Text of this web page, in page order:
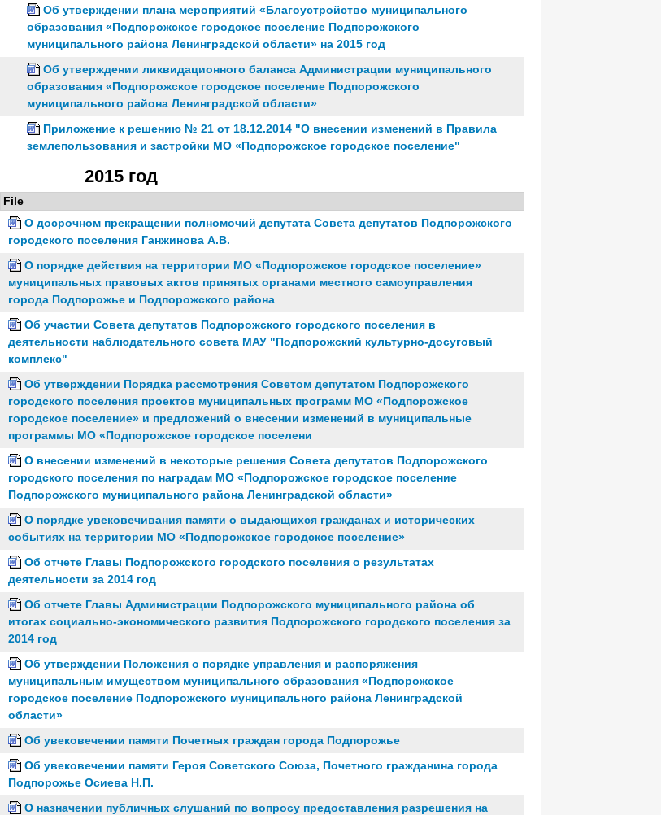
Об утверждении плана мероприятий «Благоустройство муниципального
образования «Подпорожское городское поселение Подпорожского
муниципального района Ленинградской области» на 2015 год
Об утверждении ликвидационного баланса Администрации муниципального
образования «Подпорожское городское поселение Подпорожского
муниципального района Ленинградской области»
Приложение к решению № 21 от 18.12.2014 "О внесении изменений в Правила
землепользования и застройки МО «Подпорожское городское поселение"
2015 год
File
О досрочном прекращении полномочий депутата Совета депутатов Подпорожского
городского поселения Ганжинова А.В.
О порядке действия на территории МО «Подпорожское городское поселение»
муниципальных правовых актов принятых органами местного самоуправления
города Подпорожье и Подпорожского района
Об участии Совета депутатов Подпорожского городского поселения в
деятельности наблюдательного совета МАУ "Подпорожский культурно-досуговый
комплекс"
Об утверждении Порядка рассмотрения Советом депутатом Подпорожского
городского поселения проектов муниципальных программ МО «Подпорожское
городское поселение» и предложений о внесении изменений в муниципальные
программы МО «Подпорожское городское поселени
О внесении изменений в некоторые решения Совета депутатов Подпорожского
городского поселения по наградам МО «Подпорожское городское поселение
Подпорожского муниципального района Ленинградской области»
О порядке увековечивания памяти о выдающихся гражданах и исторических
событиях на территории МО «Подпорожское городское поселение»
Об отчете Главы Подпорожского городского поселения о результатах
деятельности за 2014 год
Об отчете Главы Администрации Подпорожского муниципального района об
итогах социально-экономического развития Подпорожского городского поселения за
2014 год
Об утверждении Положения о порядке управления и распоряжения
муниципальным имуществом муниципального образования «Подпорожское
городское поселение Подпорожского муниципального района Ленинградской
области»
Об увековечении памяти Почетных граждан города Подпорожье
Об увековечении памяти Героя Советского Союза, Почетного гражданина города
Подпорожье Осиева Н.П.
О назначении публичных слушаний по вопросу предоставления разрешения на